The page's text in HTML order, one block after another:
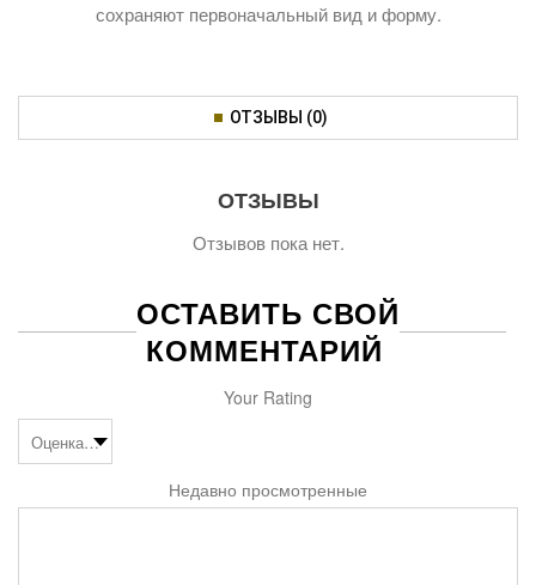
сохраняют первоначальный вид и форму.
ОТЗЫВЫ (0)
ОТЗЫВЫ
Отзывов пока нет.
ОСТАВИТЬ СВОЙ
КОММЕНТАРИЙ
Your Rating
Недавно просмотренные